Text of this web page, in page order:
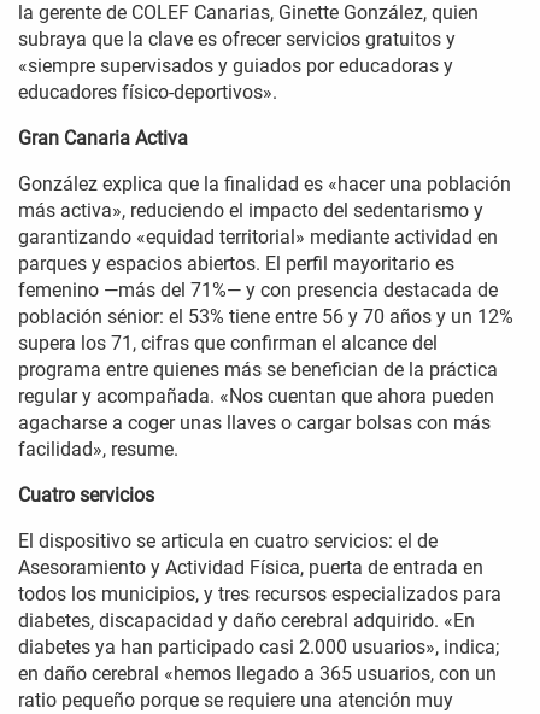
la gerente de COLEF Canarias, Ginette González, quien
subraya que la clave es ofrecer servicios gratuitos y
«siempre supervisados y guiados por educadoras y
educadores físico-deportivos».
Gran Canaria Activa
González explica que la finalidad es «hacer una población
más activa», reduciendo el impacto del sedentarismo y
garantizando «equidad territorial» mediante actividad en
parques y espacios abiertos. El perfil mayoritario es
femenino —más del 71%— y con presencia destacada de
población sénior: el 53% tiene entre 56 y 70 años y un 12%
supera los 71, cifras que confirman el alcance del
programa entre quienes más se benefician de la práctica
regular y acompañada. «Nos cuentan que ahora pueden
agacharse a coger unas llaves o cargar bolsas con más
facilidad», resume.
Cuatro servicios
El dispositivo se articula en cuatro servicios: el de
Asesoramiento y Actividad Física, puerta de entrada en
todos los municipios, y tres recursos especializados para
diabetes, discapacidad y daño cerebral adquirido. «En
diabetes ya han participado casi 2.000 usuarios», indica;
en daño cerebral «hemos llegado a 365 usuarios, con un
ratio pequeño porque se requiere una atención muy